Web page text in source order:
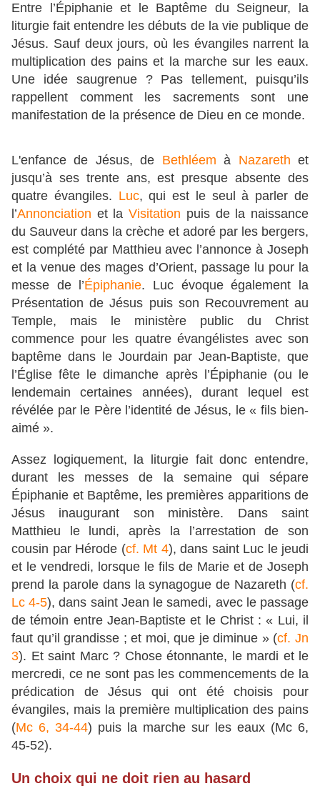
Entre l’Épiphanie et le Baptême du Seigneur, la
liturgie fait entendre les débuts de la vie publique de
Jésus. Sauf deux jours, où les évangiles narrent la
multiplication des pains et la marche sur les eaux.
Une idée saugrenue ? Pas tellement, puisqu’ils
rappellent comment les sacrements sont une
manifestation de la présence de Dieu en ce monde.
L'enfance de Jésus, de Bethléem à Nazareth et
jusqu’à ses trente ans, est presque absente des
quatre évangiles. Luc, qui est le seul à parler de
l’Annonciation et laVisitation puis de la naissance
du Sauveur dans la crèche et adoré par les bergers,
est complété par Matthieu avec l’annonce à Joseph
et la venue des mages d’Orient, passage lu pour la
messe de l’Épiphanie. Luc évoque également la
Présentation de Jésus puis son Recouvrement au
Temple, mais le ministère public du Christ
commence pour les quatre évangélistes avec son
baptême dans le Jourdain par Jean-Baptiste, que
l’Église fête le dimanche après l’Épiphanie (ou le
lendemain certaines années), durant lequel est
révélée par le Père l’identité de Jésus, le « fils bien-
aimé ».
Assez logiquement, la liturgie fait donc entendre,
durant les messes de la semaine qui sépare
Épiphanie et Baptême, les premières apparitions de
Jésus inaugurant son ministère. Dans saint
Matthieu le lundi, après la l’arrestation de son
cousin par Hérode (cf. Mt 4), dans saint Luc le jeudi
et le vendredi, lorsque le fils de Marie et de Joseph
prend la parole dans la synagogue de Nazareth (cf.
Lc 4-5), dans saint Jean le samedi, avec le passage
de témoin entre Jean-Baptiste et le Christ : « Lui, il
faut qu’il grandisse ; et moi, que je diminue » (cf. Jn
3). Et saint Marc ? Chose étonnante, le mardi et le
mercredi, ce ne sont pas les commencements de la
prédication de Jésus qui ont été choisis pour
évangiles, mais la première multiplication des pains
(Mc 6, 34-44) puis la marche sur les eaux (Mc 6,
45-52).
Un choix qui ne doit rien au hasard